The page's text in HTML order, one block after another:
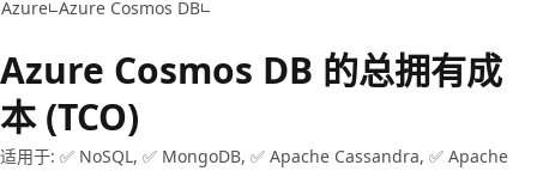
Azure Azure Cosmos DB
Azure Cosmos DB 的总拥有成
本 (TCO)
适用于: ✅ NoSQL, ✅ MongoDB, ✅ Apache Cassandra, ✅ Apache